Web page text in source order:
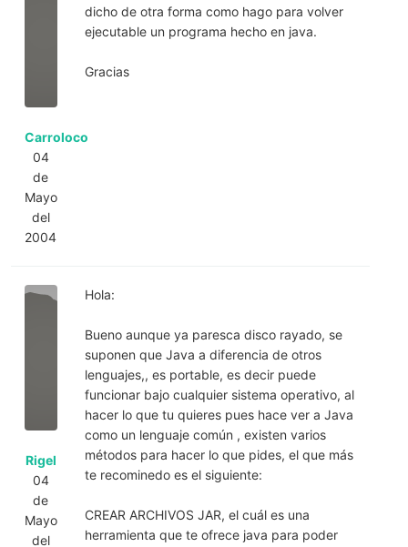
Carroloco
04
de
Mayo
del
2004
dicho de otra forma como hago para volver
ejecutable un programa hecho en java.
Gracias
Rigel
04
de
Mayo
del
Hola:
Bueno aunque ya paresca disco rayado, se
suponen que Java a diferencia de otros
lenguajes,, es portable, es decir puede
funcionar bajo cualquier sistema operativo, al
hacer lo que tu quieres pues hace ver a Java
como un lenguaje común , existen varios
métodos para hacer lo que pides, el que más
te recominedo es el siguiente:
CREAR ARCHIVOS JAR, el cuál es una
herramienta que te ofrece java para poder